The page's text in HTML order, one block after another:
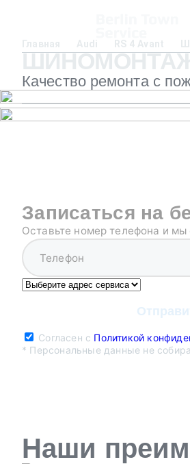
Главная Audi RS 4 Avant
ШИНОМОНТАЖ
Качество ремонта с
Записаться на
Оставьте номер телефона и
Согласен с Политикой
* Персональные данные не
Наши